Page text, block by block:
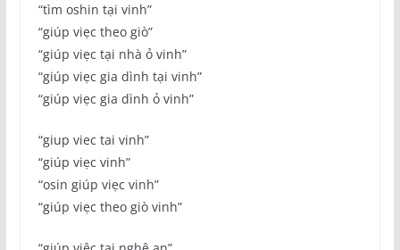
“tìm oshin tại vinh”
“giúp viẹc theo giò”
“giúp viẹc tại nhà ỏ vinh”
“giúp viẹc gia dình tại vinh”
“giúp viẹc gia dình ỏ vinh”
“giup viec tai vinh”
“giúp viẹc vinh”
“osin giúp viẹc vinh”
“giúp viẹc theo giò vinh”